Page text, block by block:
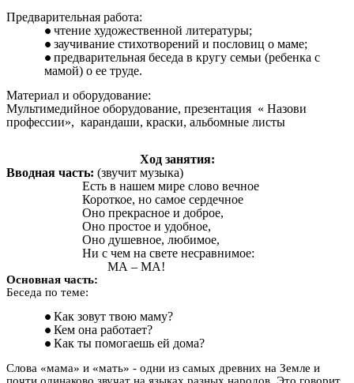
Предварительная работа:
чтение художественной литературы;
заучивание стихотворений и пословиц о маме;
предварительная беседа в кругу семьи (ребенка с
мамой) о ее труде.
Материал и оборудование:
Мультимедийное оборудование, презентация « Назови
профессии», карандаши, краски, альбомные листы
Ход занятия:
Вводная часть: (звучит музыка)
Есть в нашем мире слово вечное
Короткое, но самое сердечное
Оно прекрасное и доброе,
Оно простое и удобное,
Оно душевное, любимое,
Ни с чем на свете несравнимое:
МА – МА!
Основная часть:
Беседа по теме:
Как зовут твою маму?
Кем она работает?
Как ты помогаешь ей дома?
Слова «мама» и «мать» - одни из самых древних на Земле и